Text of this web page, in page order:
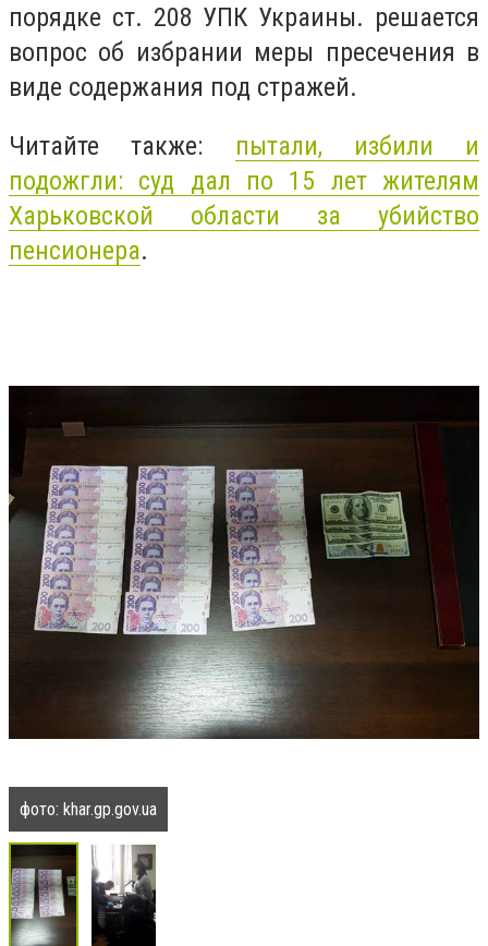
порядке ст. 208 УПК Украины. решается
вопрос об избрании меры пресечения в
виде содержания под стражей.
Читайте также: пытали, избили и
подожгли: суд дал по 15 лет жителям
Харьковской области за убийство
пенсионера.
фото: khar.gp.gov.ua